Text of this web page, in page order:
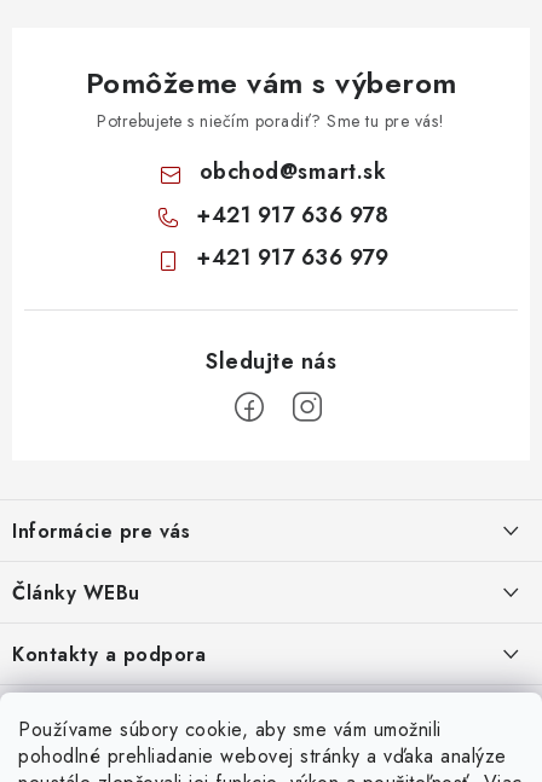
Používame súbory cookie, aby sme vám umožnili
pohodlné prehliadanie webovej stránky a vďaka analýze
Pomôžeme vám s výberom
Potrebujete s niečím poradiť? Sme tu pre vás!
obchod@smart.sk
+421 917 636 978
+421 917 636 979
p
ä
e
Informácie pre vás
Obchodné podmienky
Moja objednávka
Odstúpenie od zmluvy
Formuláre na stiahnutie
Články WEBu
Dôležité oznamy
16.6.2026
Nákup na splátky
23.10.2022
Kontakty a podpora
2.8.2022
Servisné služby
Servis a služby pre Vás
Doprava - UPS Doprava - Packeta Splátky - Home Credit